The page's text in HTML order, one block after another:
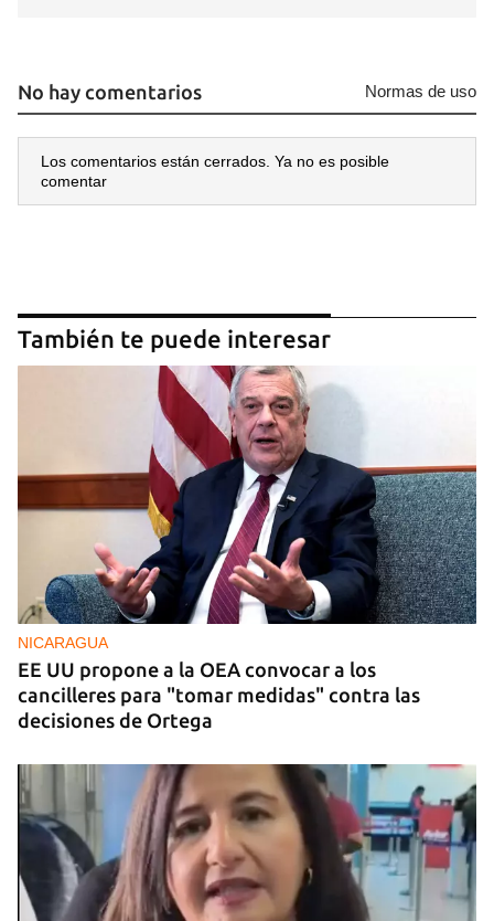
No hay comentarios Normas de uso
Los comentarios están cerrados. Ya no es posible
comentar
También te puede interesar
NICARAGUA
EE UU propone a la OEA convocar a los
cancilleres para "tomar medidas" contra las
decisiones de Ortega